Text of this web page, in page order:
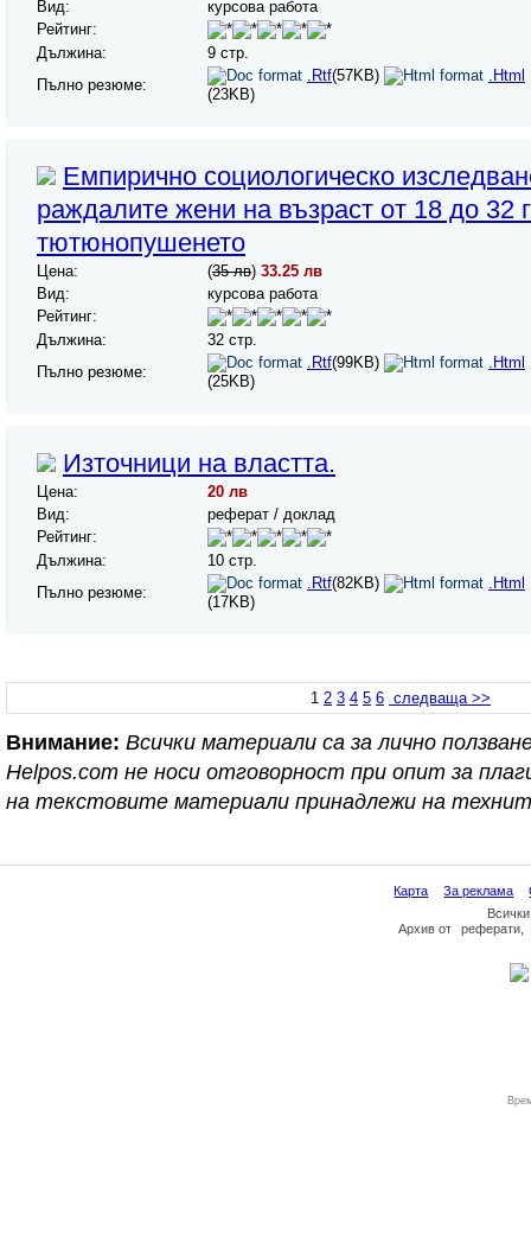
Вид:
курсова работа
Рейтинг:
Дължина:
9 стр.
Пълно резюме:
.Rtf(57KB)
.Html
(23KB)
Емпирично социологическо
раждалите жени на възраст от 18 до 32
тютюнопушенето
Цена: (35 лв) 33.25 лв
Вид:
курсова работа
Рейтинг:
Дължина:
32 стр.
Пълно резюме:
.Rtf(99KB)
.Html
(25KB)
Източници на властта.
Цена:
20 лв
Вид:
реферат / доклад
Рейтинг:
Дължина:
10 стр.
Пълно резюме:
.Rtf(82KB)
.Html
(17KB)
1 2 3 4 5 6 следваща >>
Внимание: Всички материали са за лично
Helpos.com не носи отговорност при опит за
на текстовите материали принадлежи на
Карта За реклама
Архив от реферати